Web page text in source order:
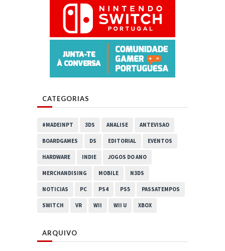
CATEGORIAS
#MADEINPT 3DS ANALISE ANTEVISAO
BOARDGAMES DS EDITORIAL EVENTOS
HARDWARE INDIE JOGOS DO ANO
MERCHANDISING MOBILE N3DS
NOTICIAS PC PS4 PS5 PASSATEMPOS
SWITCH VR WII WII U XBOX
ARQUIVO